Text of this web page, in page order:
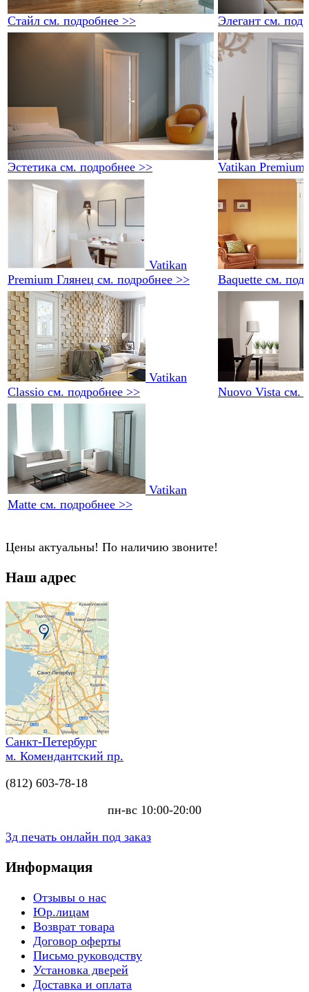
Стайл см. подробнее >> Элегант см.
Эстетика см. подробнее >> Vatikan Premium
Vatikan
Premium Глянец см. подробнее >> Baquette см.
Vatikan
Classio см. подробнее >> Nuovo Vista см.
Vatikan
Matte см. подробнее >>
Цены актуальны! По наличию звоните!
Наш адрес
Санкт-Петербург
м. Комендантский пр.
(812) 603-78-18
пн-вс 10:00-20:00
3д печать онлайн под заказ
Информация
Отзывы о нас
Юр.лицам
Возврат товара
Договор оферты
Письмо руководству
Установка дверей
Доставка и оплата